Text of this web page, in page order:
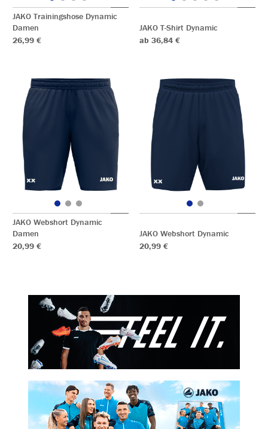
JAKO Trainingshose Dynamic
Damen
26,99 €
JAKO T-Shirt Dynamic
ab 36,84 €
JAKO Webshort Dynamic
Damen
20,99 €
JAKO Webshort Dynamic
20,99 €